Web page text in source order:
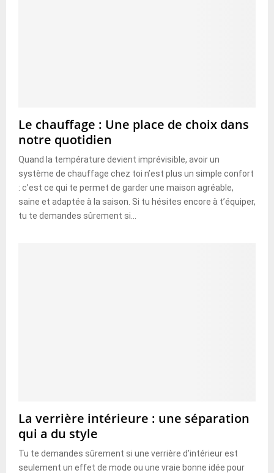
Le chauffage : Une place de choix dans
notre quotidien
Quand la température devient imprévisible, avoir un
système de chauffage chez toi n’est plus un simple confort
: c’est ce qui te permet de garder une maison agréable,
saine et adaptée à la saison. Si tu hésites encore à t’équiper,
tu te demandes sûrement si...
La verrière intérieure : une séparation
qui a du style
Tu te demandes sûrement si une verrière d’intérieur est
seulement un effet de mode ou une vraie bonne idée pour